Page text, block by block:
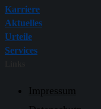
Karriere
Aktuelles
Urteile
Services
Impressum